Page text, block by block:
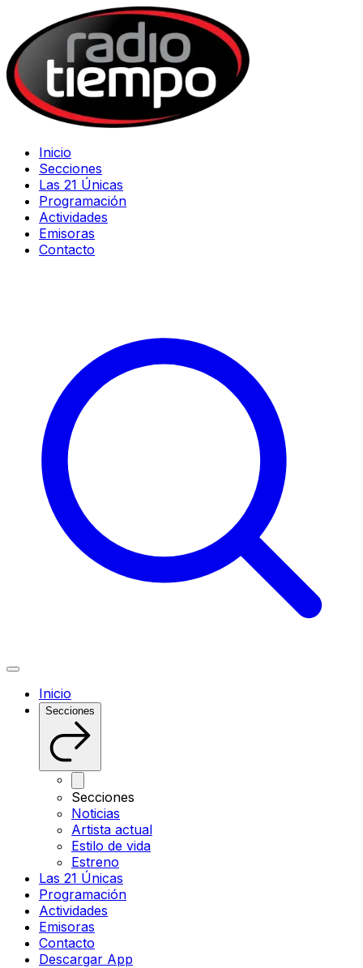
Inicio
Secciones
Las 21 Únicas
Programación
Actividades
Emisoras
Contacto
Inicio
Secciones
Secciones
Noticias
Artista actual
Estilo de vida
Estreno
Las 21 Únicas
Programación
Actividades
Emisoras
Contacto
Descargar App